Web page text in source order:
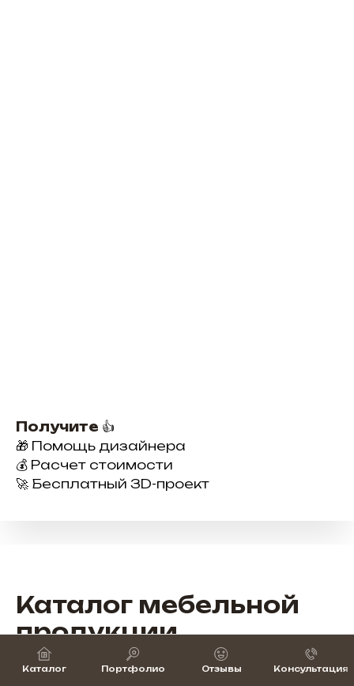
Каталог Портфолио Отзывы Консультация
Получите 👍
🎁 Помощь дизайнера
💰 Расчет стоимости
🚀 Бесплатный 3D-проект
Каталог мебельной
продукции
Широкий выбор мебели для бизнеса —